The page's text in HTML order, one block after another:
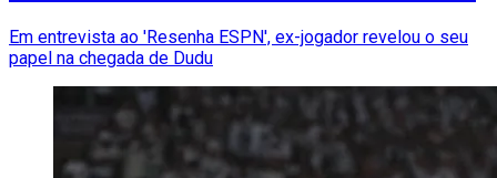
Em entrevista ao 'Resenha ESPN', ex-jogador revelou o seu
papel na chegada de Dudu